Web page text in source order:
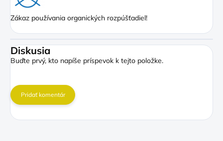
Zákaz používania organických rozpúšťadiel!
Diskusia
Buďte prvý, kto napíše príspevok k tejto položke.
Pridať komentár